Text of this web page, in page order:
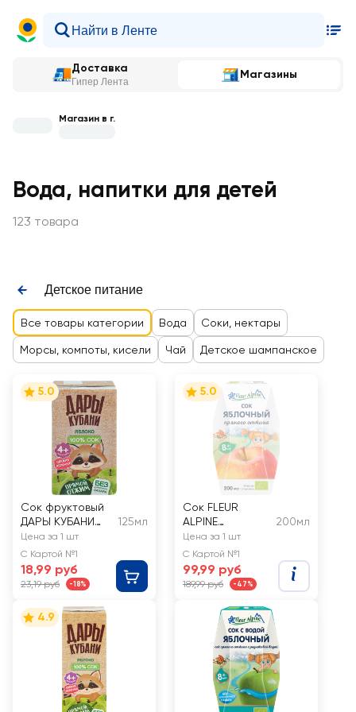
Доставка
Гипер Лента
Магазины
Магазин в г.
Вода, напитки для детей
123 товара
Детское питание
Все товары категории Вода Соки, нектары
Морсы, компоты, кисели Чай Детское шампанское
5.0
Сок фруктовый
ДАРЫ КУБАНИ
Яблоко, с 4
месяцев
125мл
Цена за 1 шт
С Картой №1
18,99 руб
23,19 руб -18%
5.0
Сок FLEUR
ALPINE
Яблочный,
прямого
отжима, с 8
месяцев
200мл
Цена за 1 шт
С Картой №1
99,99 руб
189,99 руб -47%
4.9